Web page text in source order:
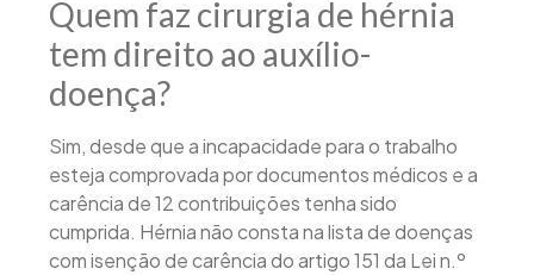
Quem faz cirurgia de hérnia
tem direito ao auxílio-
doença?
Sim, desde que a incapacidade para o trabalho
esteja comprovada por documentos médicos e a
carência de 12 contribuições tenha sido
cumprida. Hérnia não consta na lista de doenças
com isenção de carência do artigo 151 da Lei n.º